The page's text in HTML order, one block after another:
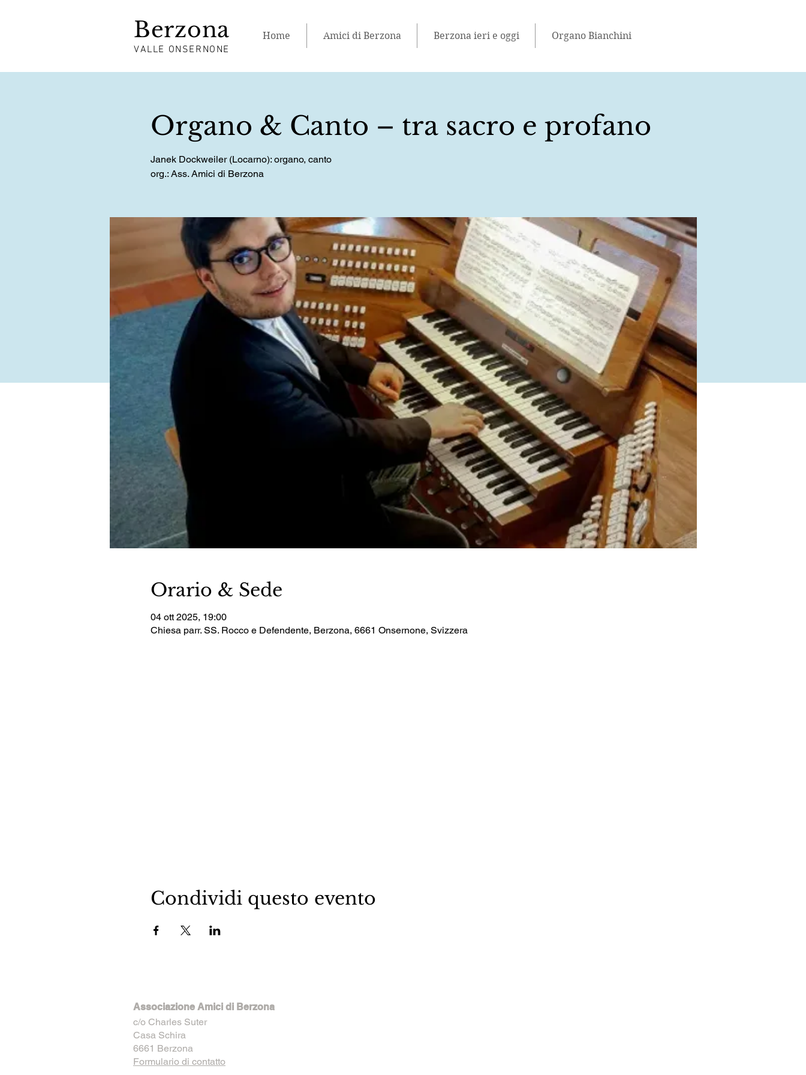
Berzona
VALLE ONSERNONE
Home Amici di Berzona Berzona ieri e oggi Organo Bianchini
Organo & Canto – tra sacro e profano
Janek Dockweiler (Locarno): organo, canto
org.: Ass. Amici di Berzona
Orario & Sede
04 ott 2025, 19:00
Chiesa parr. SS. Rocco e Defendente, Berzona, 6661 Onsernone, Svizzera
Condividi questo evento
Associazione Amici di Berzona
c/o Charles Suter
Casa Schira
6661 Berzona
Formulario di contatto